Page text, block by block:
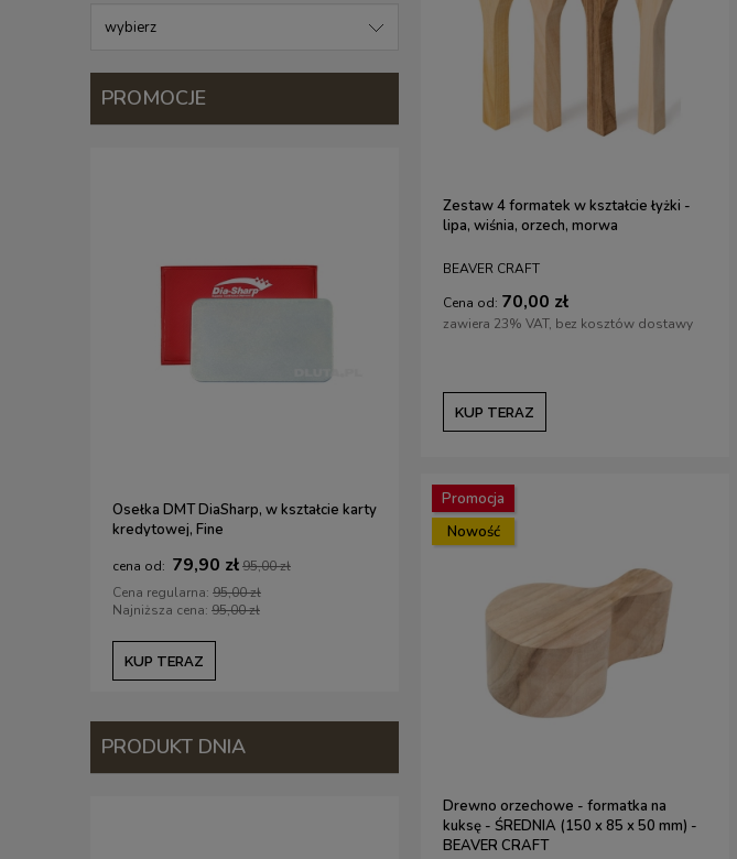
PROMOCJE
Osełka DMT DiaSharp, w kształcie karty
kredytowej, Fine
79,90 zł95,00 zł
Cena regularna: 95,00 zł
Najniższa cena: 95,00 zł
KUP TERAZ
Strug uniwersalny o niskim kącie nr 62
VERITAS
1 967,00 zł
Cena regularna:
1 967,00 zł
Najniższa cena:
PRODUKT DNIA
Zestaw 4 formatek w kształcie łyżki -
lipa, wiśnia, orzech, morwa
BEAVER CRAFT
Cena od: 70,00 zł
zawiera 23% VAT, bez kosztów dostawy
KUP TERAZ
Drewno orzechowe - formatka na
kuksę - ŚREDNIA (150 x 85 x 50 mm) -
BEAVER CRAFT
Promocja
Nowość